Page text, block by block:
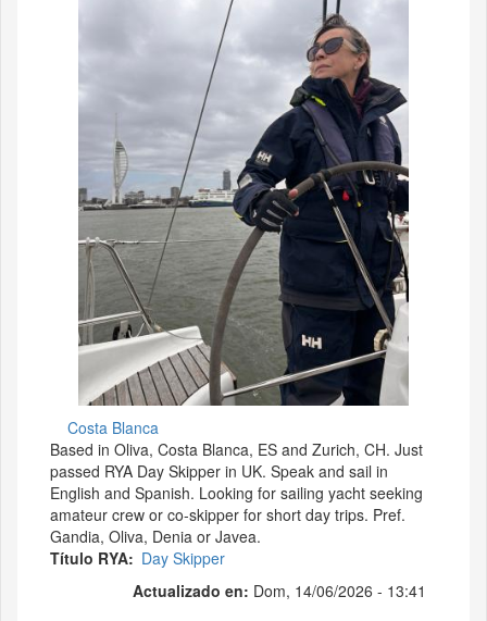
Costa Blanca
Based in Oliva, Costa Blanca, ES and Zurich, CH. Just
passed RYA Day Skipper in UK. Speak and sail in
English and Spanish. Looking for sailing yacht seeking
amateur crew or co-skipper for short day trips. Pref.
Gandia, Oliva, Denia or Javea.
Título RYA
Day Skipper
Actualizado en: Dom, 14/06/2026 - 13:41